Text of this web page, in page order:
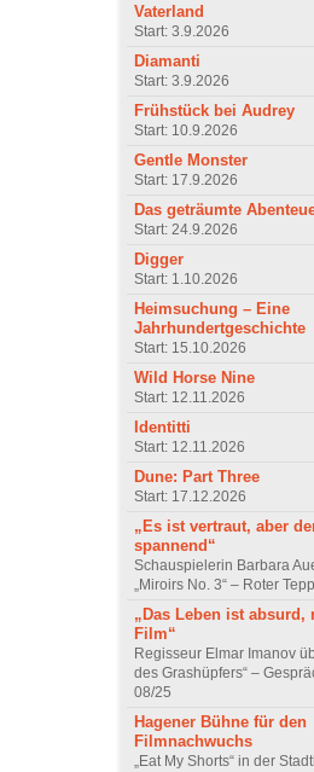
Vaterland
Start: 3.9.2026
Diamanti
Start: 3.9.2026
Frühstück bei Audrey
Start: 10.9.2026
Gentle Monster
Start: 17.9.2026
Das geträumte
Start: 24.9.2026
Digger
Start: 1.10.2026
Heimsuchung – Eine
Jahrhundertgeschichte
Start: 15.10.2026
Wild Horse Nine
Start: 12.11.2026
Identitti
Start: 12.11.2026
Dune: Part Three
Start: 17.12.2026
„Es ist vertraut, aber
spannend“
Schauspielerin Barbara
„Miroirs No. 3“ – Roter
„Das Leben ist absurd,
Film“
Regisseur Elmar Imanov
des Grashüpfers“ –
08/25
Hagener Bühne für den
Filmnachwuchs
„Eat My Shorts“ in der